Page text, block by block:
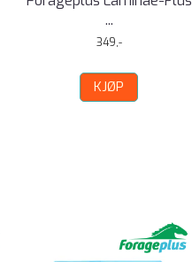
...
349,-
KJØP